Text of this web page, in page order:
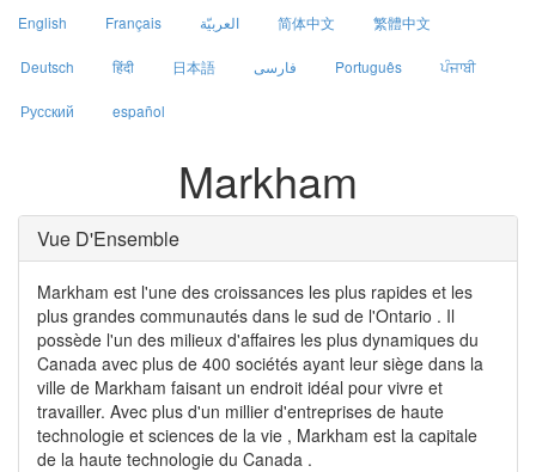
English Français العربيّة 简体中文 繁體中文
Deutsch हिंदी 日本語 فارسی Português ਪੰਜਾਬੀ
Русский español
Markham
Vue D'Ensemble
Markham est l'une des croissances les plus rapides et les
plus grandes communautés dans le sud de l'Ontario . Il
possède l'un des milieux d'affaires les plus dynamiques du
Canada avec plus de 400 sociétés ayant leur siège dans la
ville de Markham faisant un endroit idéal pour vivre et
travailler. Avec plus d'un millier d'entreprises de haute
technologie et sciences de la vie , Markham est la capitale
de la haute technologie du Canada .